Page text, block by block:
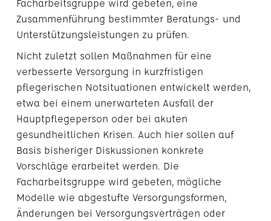
Facharbeitsgruppe wird gebeten, eine
Zusammenführung bestimmter Beratungs- und
Unterstützungsleistungen zu prüfen.
Nicht zuletzt sollen Maßnahmen für eine
verbesserte Versorgung in kurzfristigen
pflegerischen Notsituationen entwickelt werden,
etwa bei einem unerwarteten Ausfall der
Hauptpflegeperson oder bei akuten
gesundheitlichen Krisen. Auch hier sollen auf
Basis bisheriger Diskussionen konkrete
Vorschläge erarbeitet werden. Die
Facharbeitsgruppe wird gebeten, mögliche
Modelle wie abgestufte Versorgungsformen,
Änderungen bei Versorgungsverträgen oder